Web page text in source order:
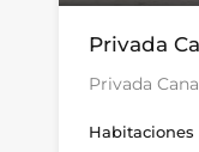
Privada
Privada
Habitaciones